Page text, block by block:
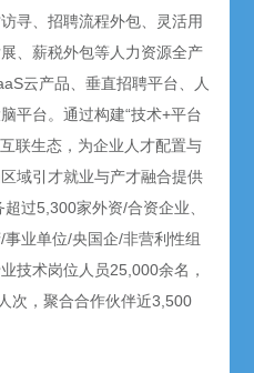
寻、招聘流程外包、灵活用
、薪税外包等人力资源全产
云产品、垂直招聘平台、人
平台。通过构建“技术+平台
联生态，为企业人才配置与
域引才就业与产才融合提供
过5,300家外资/合资企业、
业单位/央国企/非营利性组
技术岗位人员25,000余名，
次，聚合合作伙伴近3,500